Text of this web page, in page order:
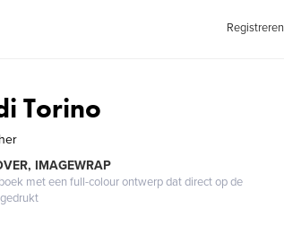
Registreren
Torino
IMAGEWRAP
met een full-colour ontwerp dat direct op de